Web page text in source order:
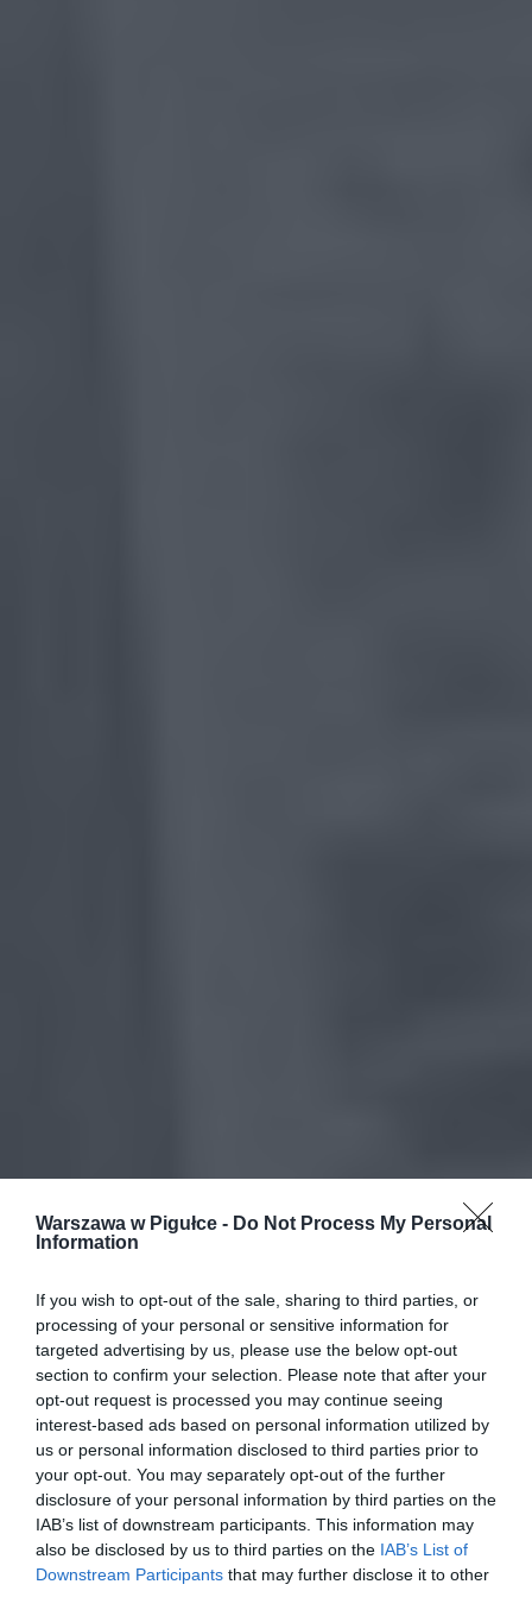
Warszawa w Pigułce - Do Not Process My Personal
Information
If you wish to opt-out of the sale, sharing to third parties, or
processing of your personal or sensitive information for
targeted advertising by us, please use the below opt-out
section to confirm your selection. Please note that after your
opt-out request is processed you may continue seeing
interest-based ads based on personal information utilized by
us or personal information disclosed to third parties prior to
your opt-out. You may separately opt-out of the further
disclosure of your personal information by third parties on the
IAB’s list of downstream participants. This information may
also be disclosed by us to third parties on the IAB’s List of
Downstream Participants that may further disclose it to other